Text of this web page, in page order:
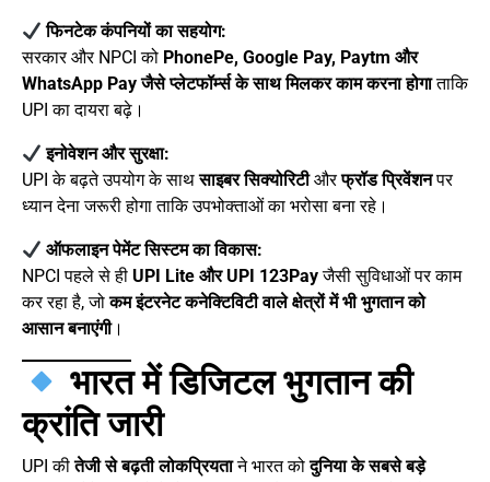
फिनटेक कंपनियों का सहयोग:
सरकार और NPCI को PhonePe, Google Pay, Paytm और
WhatsApp Pay जैसे प्लेटफॉर्म्स के साथ मिलकर काम करना होगाताकि
UPI का दायरा बढ़े।
इनोवेशन और सुरक्षा:
UPI के बढ़ते उपयोग के साथसाइबर सिक्योरिटीऔरफ्रॉड प्रिवेंशनपर
ध्यान देना जरूरी होगा ताकि उपभोक्ताओं का भरोसा बना रहे।
ऑफलाइन पेमेंट सिस्टम का विकास:
NPCI पहले से ही UPI Lite और UPI 123Payजैसी सुविधाओं पर काम
कर रहा है, जोकम इंटरनेट कनेक्टिविटी वाले क्षेत्रों में भी भुगतान को
आसान बनाएंगी।
भारत में डिजिटल भुगतान की
क्रांति जारी
UPI कीतेजी से बढ़ती लोकप्रियताने भारत कोदुनिया के सबसे बड़े